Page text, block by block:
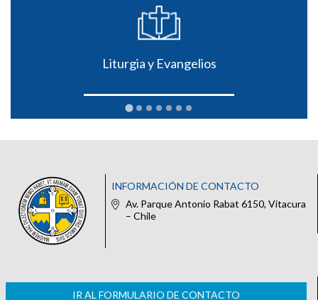
Liturgia y Evangelios
INFORMACIÓN DE CONTACTO
Av. Parque Antonio Rabat 6150, Vitacura
– Chile
IR AL FORMULARIO DE CONTACTO